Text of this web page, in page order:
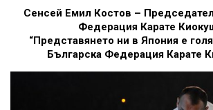
Сенсей Емил Костов –
Федерация Карате
“Представянето ни в Япония е
Българска Федерация Карате